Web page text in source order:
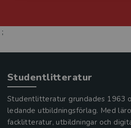
;
Studentlitteratur
Studentlitteratur grundades 1963
ledande utbildningsförlag. Med
facklitteratur, utbildningar och